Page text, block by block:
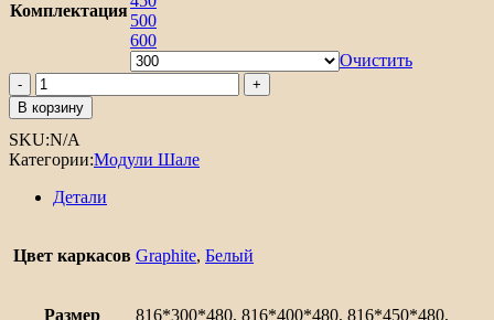
Комплектация
500
600
Очистить
Количество
товара
Шкаф
нижний
с
ой
В корзину
SKU:N/A
Категории:Модули Шале
Детали
Цвет каркасов Graphite, Белый
Размер
816*300*480, 816*400*480, 816*450*480,